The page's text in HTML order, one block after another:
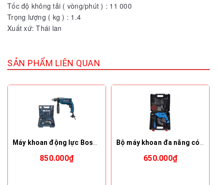
Tốc độ không tải ( vòng/phút ) : 11 000
Trọng lượng ( kg ) : 1.4
Xuất xứ: Thái lan
SẢN PHẨM LIÊN QUAN
850.000₫ 650.000₫